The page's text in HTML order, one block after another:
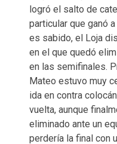
logró el salto de
particular que ganó
es sabido, el Loja
en el que quedó
en las semifinales.
Mateo estuvo muy
ida en contra
vuelta, aunque
eliminado ante un
perdería la final con